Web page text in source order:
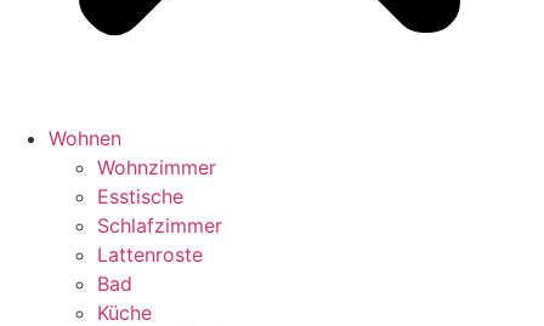
Wohnen
Wohnzimmer
Esstische
Schlafzimmer
Lattenroste
Bad
Küche